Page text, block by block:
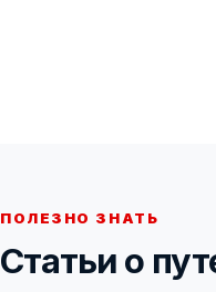
ПОЛЕЗНО ЗНАТЬ
Статьи о